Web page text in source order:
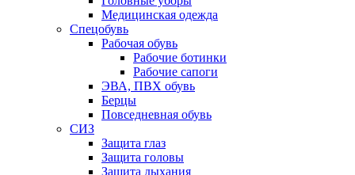
Медицинская одежда
Спецобувь
Рабочая обувь
Рабочие ботинки
Рабочие сапоги
ЭВА, ПВХ обувь
Берцы
Повседневная обувь
СИЗ
Защита глаз
Защита головы
Защита дыхания